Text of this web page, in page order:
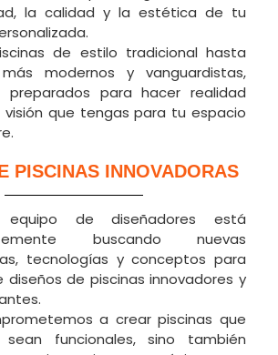
la calidad y la estética de tu
de estilo tradicional hasta
modernos y vanguardistas,
preparados para hacer realidad
visión que tengas para tu espacio
PISCINAS INNOVADORAS
equipo de diseñadores está
buscando nuevas
tecnologías y conceptos para
diseños de piscinas innovadores y
a crear piscinas que
funcionales, sino también